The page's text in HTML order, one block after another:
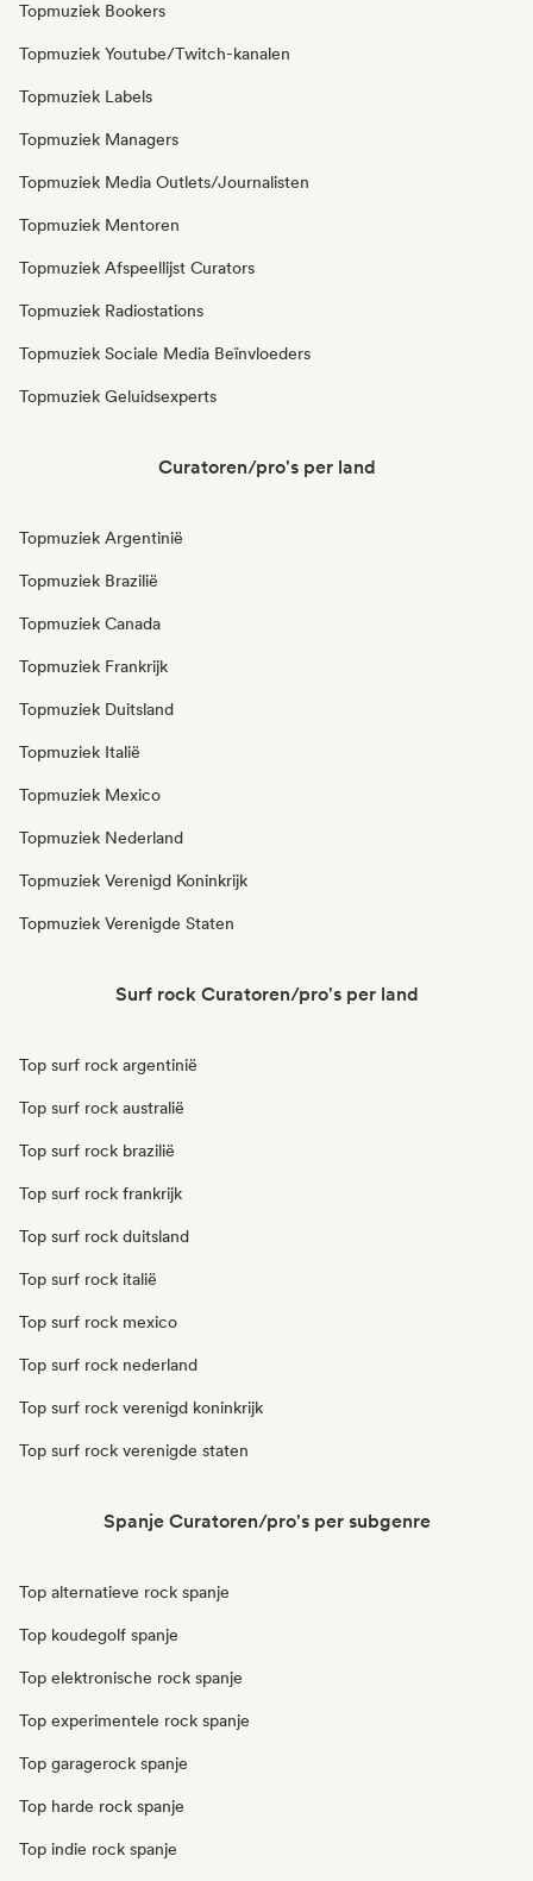
Topmuziek Bookers
Topmuziek Youtube/Twitch-kanalen
Topmuziek Labels
Topmuziek Managers
Topmuziek Media Outlets/Journalisten
Topmuziek Mentoren
Topmuziek Afspeellijst Curators
Topmuziek Radiostations
Topmuziek Sociale Media Beïnvloeders
Topmuziek Geluidsexperts
Curatoren/pro's per land
Topmuziek Argentinië
Topmuziek Brazilië
Topmuziek Canada
Topmuziek Frankrijk
Topmuziek Duitsland
Topmuziek Italië
Topmuziek Mexico
Topmuziek Nederland
Topmuziek Verenigd Koninkrijk
Topmuziek Verenigde Staten
Surf rock Curatoren/pro's per land
Top surf rock argentinië
Top surf rock australië
Top surf rock brazilië
Top surf rock frankrijk
Top surf rock duitsland
Top surf rock italië
Top surf rock mexico
Top surf rock nederland
Top surf rock verenigd koninkrijk
Top surf rock verenigde staten
Spanje Curatoren/pro's per subgenre
Top alternatieve rock spanje
Top koudegolf spanje
Top elektronische rock spanje
Top experimentele rock spanje
Top garagerock spanje
Top harde rock spanje
Top indie rock spanje